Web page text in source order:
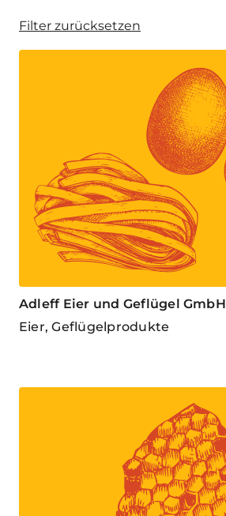
Filter zurücksetzen
Adleff Eier und Geflügel GmbH
Eier, Geflügelprodukte